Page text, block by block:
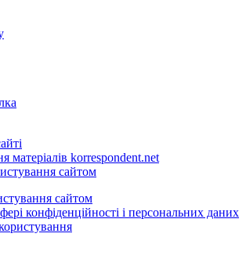
матеріалів korrespondent.net
сайтом
сайтом
конфіденційності і персональних даних